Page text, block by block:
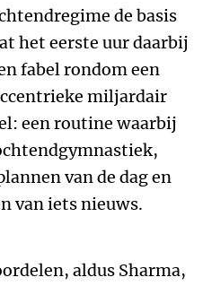
de basis
het eerste uur daarbij
fabel rondom een
miljardair
een routine waarbij
van de dag en
van iets nieuws.
aldus Sharma,